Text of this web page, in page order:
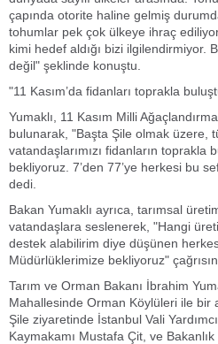
çapında otorite haline gelmiş
tohumlar pek çok ülkeye ihraç
kimi hedef aldığı bizi ilgilendirmiyor.
değil" şeklinde konuştu.
"11 Kasım’da fidanları toprakla
Yumaklı, 11 Kasım Milli
bulunarak, "Başta Şile olmak üzere,
vatandaşlarımızı fidanların toprakla
bekliyoruz. 7’den 77’ye herkesi bu
dedi.
Bakan Yumaklı ayrıca, tarımsal
vatandaşlara seslenerek, "Hangi
destek alabilirim diye düşünen
Müdürlüklerimize bekliyoruz"
Tarım ve Orman Bakanı İbrahim
Mahallesinde Orman Köylüleri ile bir
Şile ziyaretinde İstanbul Vali
Kaymakamı Mustafa Çit, ve Bakanlık